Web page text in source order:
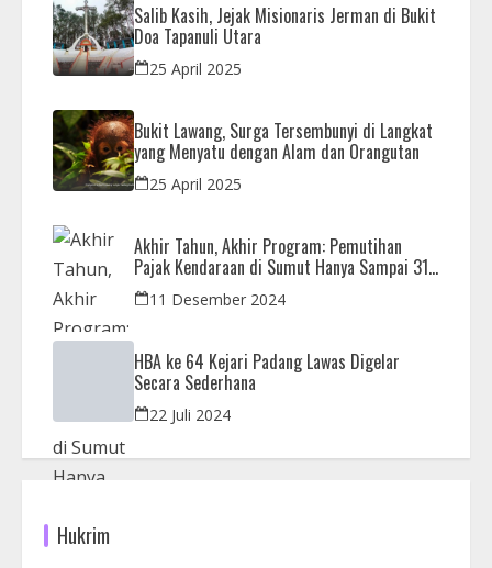
Salib Kasih, Jejak Misionaris Jerman di Bukit
Doa Tapanuli Utara
25 April 2025
Bukit Lawang, Surga Tersembunyi di Langkat
yang Menyatu dengan Alam dan Orangutan
25 April 2025
Akhir Tahun, Akhir Program: Pemutihan
Pajak Kendaraan di Sumut Hanya Sampai 31
Desember
11 Desember 2024
HBA ke 64 Kejari Padang Lawas Digelar
Secara Sederhana
22 Juli 2024
Hukrim